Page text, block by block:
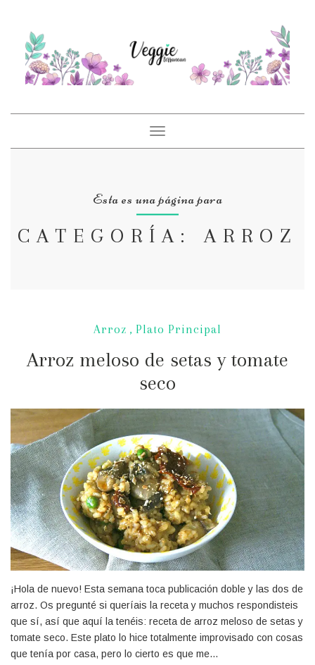
Toggle
navigation
Esta es una página para
CATEGORÍA: ARROZ
Arroz , Plato Principal
Arroz meloso de setas y tomate
seco
¡Hola de nuevo! Esta semana toca publicación doble y las dos de
arroz. Os pregunté si queríais la receta y muchos respondisteis
que sí, así que aquí la tenéis: receta de arroz meloso de setas y
tomate seco. Este plato lo hice totalmente improvisado con cosas
que tenía por casa, pero lo cierto es que me…